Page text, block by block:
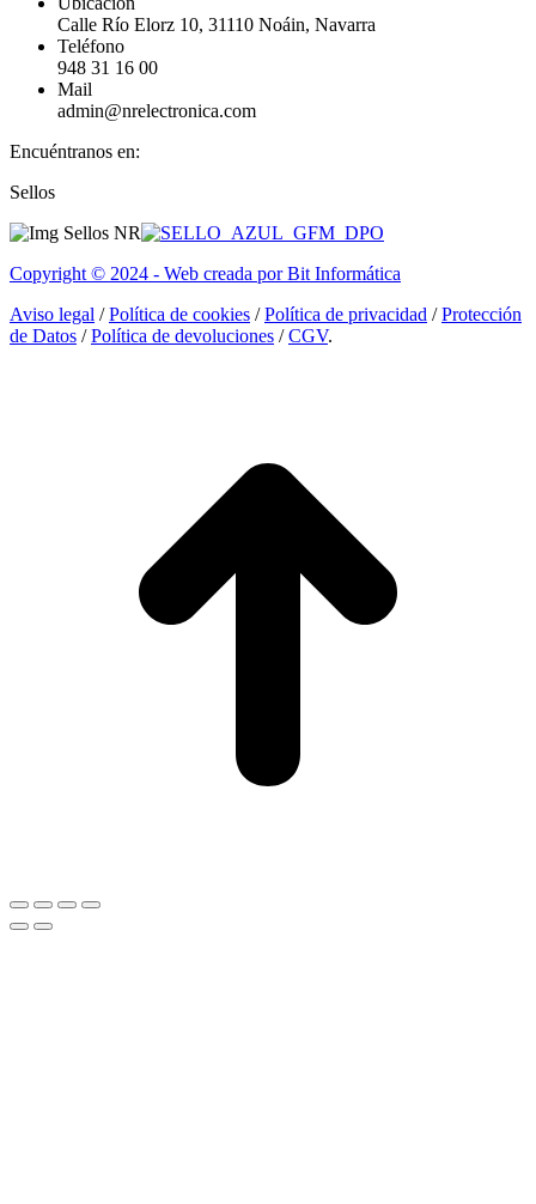
Calle Río Elorz 10, 31110 Noáin, Navarra
Teléfono
948 31 16 00
Mail
admin@nrelectronica.com
Encuéntranos en:
Facebook
opens
new
Linkedin
opens
new
Instagram
opens
new
Sellos
Copyright © 2024 - Web creada por Bit Informática
Aviso legal /Política de cookies /Política de privacidad /Protección
de Datos /Política de devoluciones /CGV.